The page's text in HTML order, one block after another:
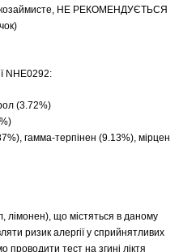
НЕ РЕКОМЕНДУЄТЬСЯ
NHE0292:
(3.72%)
гамма-терпінен (9.13%), мірцен
лімонен), що містяться в даному
ризик алергії у сприйнятливих
тест на згині ліктя